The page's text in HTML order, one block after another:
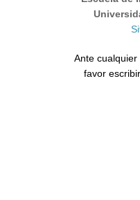
Ante cualquier
favor